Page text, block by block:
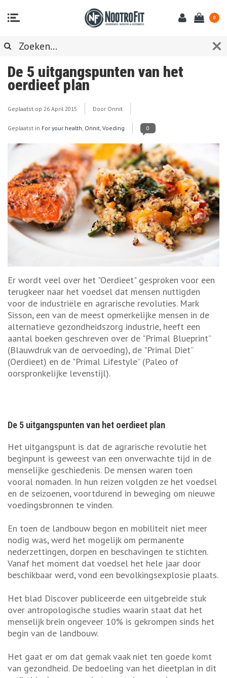
0
De 5 uitgangspunten van het
oerdieet plan
Geplaatst op 26 April 2015 Door Onnit
Geplaatst in For your health Onnit Voeding 0
Er wordt veel over het "Oerdieet" gesproken voor een
terugkeer naar het voedsel dat mensen nuttigden
voor de industriële en agrarische revoluties. Mark
Sisson, een van de meest opmerkelijke mensen in de
alternatieve gezondheidszorg industrie, heeft een
aantal boeken geschreven over de "Primal Blueprint”
(Blauwdruk van de oervoeding), de "Primal Diet”
(Oerdieet) en de "Primal Lifestyle” (Paleo of
oorspronkelijke levenstijl).
De 5 uitgangspunten van het oerdieet plan
Het uitgangspunt is dat de agrarische revolutie het
beginpunt is geweest van een onverwachte tijd in de
menselijke geschiedenis. De mensen waren toen
vooral nomaden. In hun reizen volgden ze het voedsel
en de seizoenen, voortdurend in beweging om nieuwe
voedingsbronnen te vinden.
En toen de landbouw begon en mobiliteit niet meer
nodig was, werd het mogelijk om permanente
nederzettingen, dorpen en beschavingen te stichten.
Vanaf het moment dat voedsel het hele jaar door
beschikbaar werd, vond een bevolkingsexplosie plaats.
Het blad Discover publiceerde een uitgebreide stuk
over antropologische studies waarin staat dat het
menselijk brein ongeveer 10% is gekrompen sinds het
begin van de landbouw.
Het gaat er om dat gemak vaak niet ten goede komt
van gezondheid. De bedoeling van het dieetplan in dit